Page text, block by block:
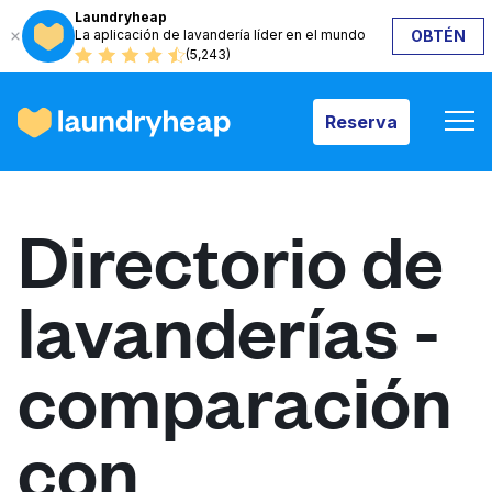
Laundryheap
La aplicación de lavandería líder en el mundo
(5,243)
OBTÉN
Reserva
Reserva
Cómo funciona
Precios y servicios
Quiénes somos
Para las empresas
Directorio de
lavanderías -
comparación
con